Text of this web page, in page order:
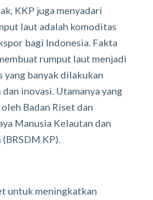
KKP juga menyadari
laut adalah komoditas
bagi Indonesia. Fakta
rumput laut menjadi
yang banyak dilakukan
inovasi. Utamanya yang
Badan Riset dan
Manusia Kelautan dan
KP).
untuk meningkatkan